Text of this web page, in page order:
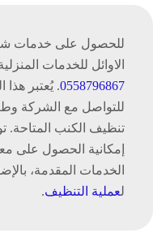
للحصول على خدمات
الاوائل للخدمات
0558796867. يُعتبر هذا
للتواصل مع الشركة
تنظيف الكنب المتاحة.
إمكانية الحصول على
الخدمات المقدمة،
لعملية التنظيف.